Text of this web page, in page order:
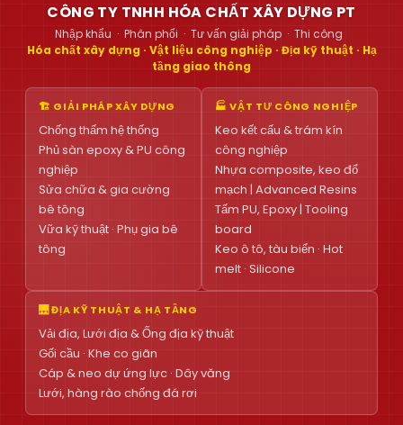
CÔNG TY TNHH HÓA CHẤT XÂY DỰNG PT
Nhập khẩu · Phân phối · Tư vấn giải pháp · Thi công
Hóa chất xây dựng · Vật liệu công nghiệp · Địa kỹ thuật · Hạ
tầng giao thông
🏗 GIẢI PHÁP XÂY DỰNG
Chống thấm hệ thống
Phủ sàn epoxy & PU công
nghiệp
Sửa chữa & gia cường
bê tông
Vữa kỹ thuật · Phụ gia bê
tông
🏭 VẬT TƯ CÔNG NGHIỆP
Keo kết cấu & trám kín
công nghiệp
Nhựa composite, keo đổ
mạch | Advanced Resins
Tấm PU, Epoxy | Tooling
board
Keo ô tô, tàu biển · Hot
melt · Silicone
🌉 ĐỊA KỸ THUẬT & HẠ TẦNG
Vải địa, Lưới địa & Ống địa kỹ thuật
Gối cầu · Khe co giãn
Cáp & neo dự ứng lực · Dây văng
Lưới, hàng rào chống đá rơi